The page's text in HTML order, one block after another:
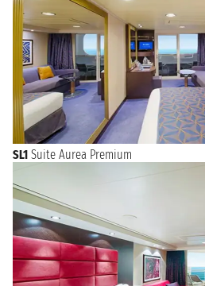
SL1 Suite Aurea Premium